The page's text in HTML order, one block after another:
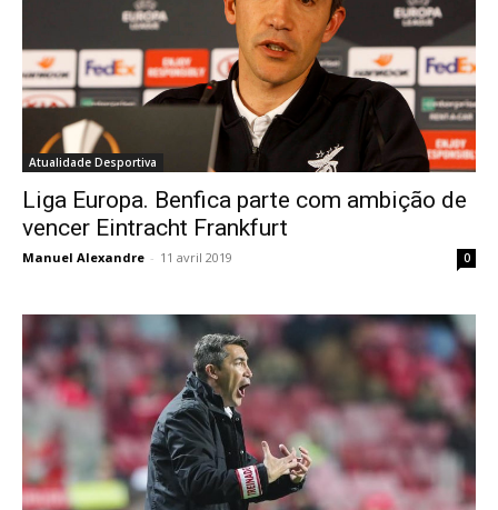
Atualidade Desportiva
Liga Europa. Benfica parte com ambição de
vencer Eintracht Frankfurt
Manuel Alexandre - 11 avril 2019 0